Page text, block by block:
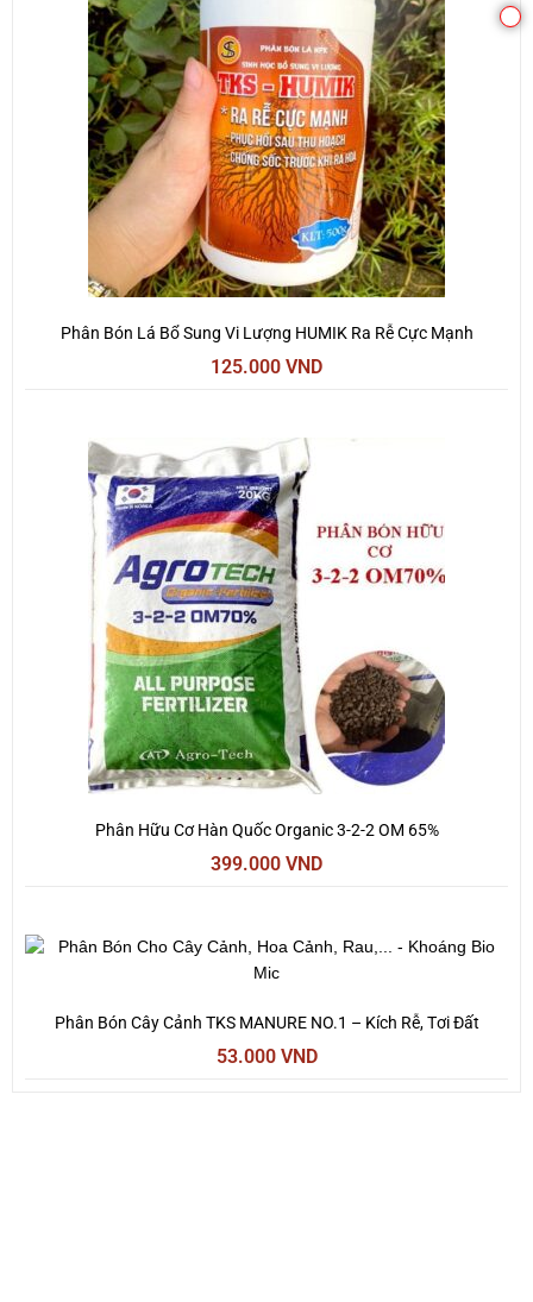
Phân Bón Lá Bổ Sung Vi Lượng HUMIK Ra Rễ Cực Mạnh
125.000 VND
Phân Hữu Cơ Hàn Quốc Organic 3-2-2 OM 65%
399.000 VND
Phân Bón Cây Cảnh TKS MANURE NO.1 – Kích Rễ, Tơi Đất
53.000 VND